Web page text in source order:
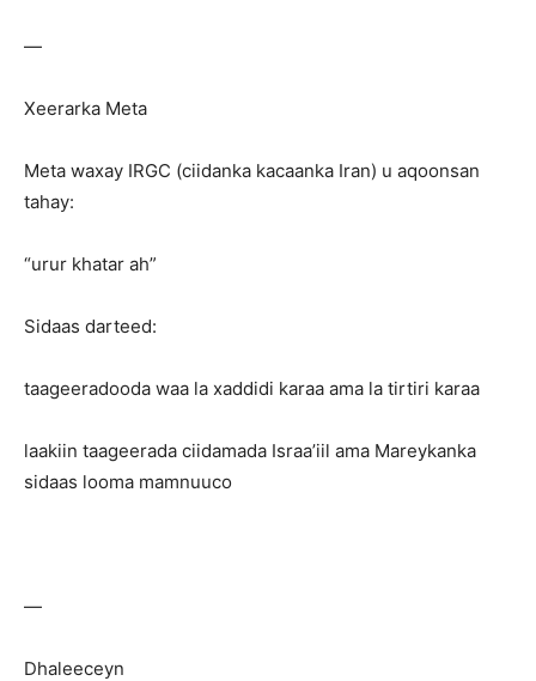
—
Xeerarka Meta
Meta waxay IRGC (ciidanka kacaanka Iran) u aqoonsan
tahay:
“urur khatar ah”
Sidaas darteed:
taageeradooda waa la xaddidi karaa ama la tirtiri karaa
laakiin taageerada ciidamada Israa’iil ama Mareykanka
sidaas looma mamnuuco
—
Dhaleeceyn